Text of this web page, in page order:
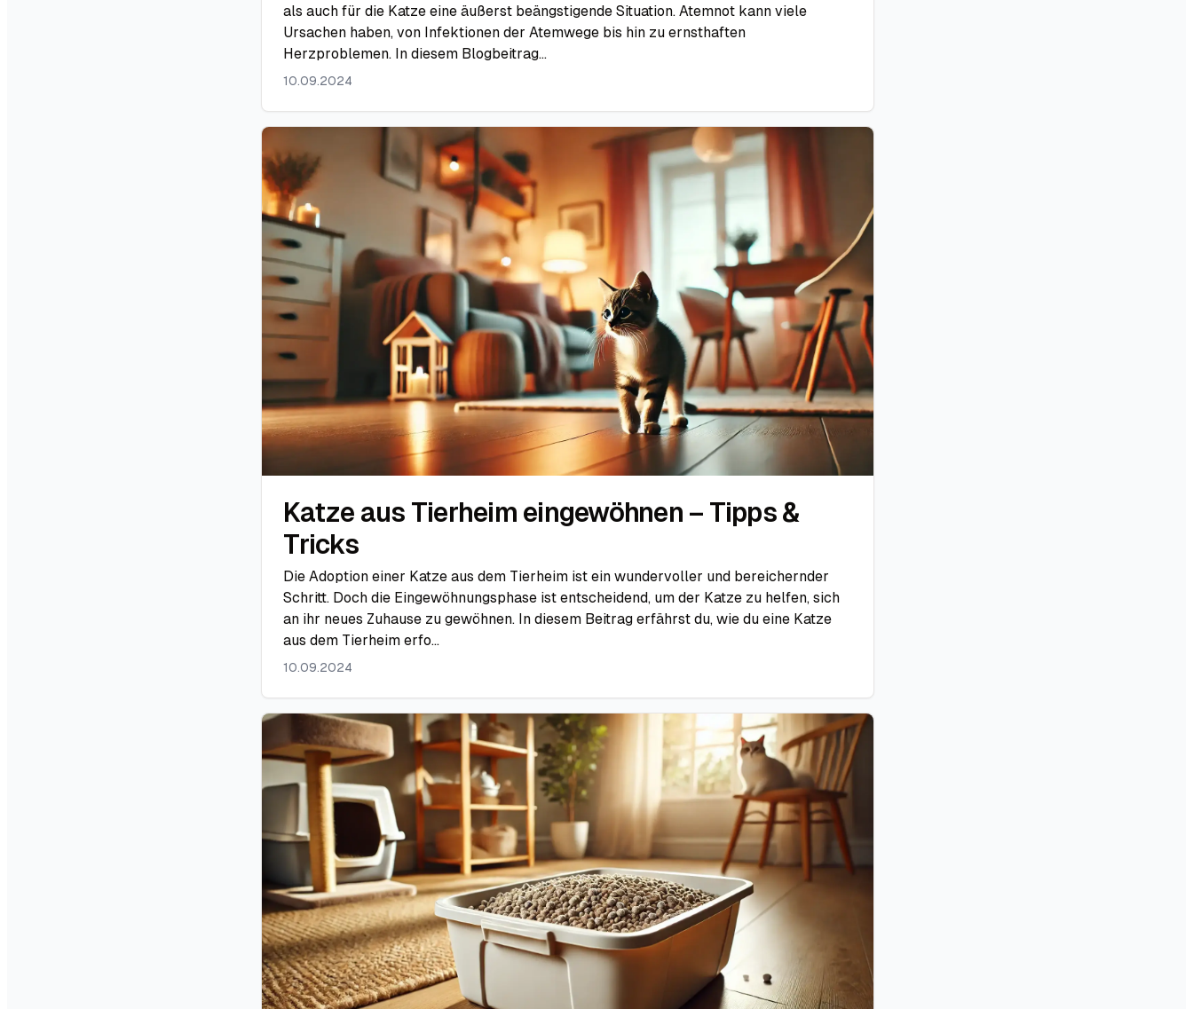
als auch für die Katze eine äußerst beängstigende Situation. Atemnot kann viele
Ursachen haben, von Infektionen der Atemwege bis hin zu ernsthaften
Herzproblemen. In diesem Blogbeitrag...
10.09.2024
Katze aus Tierheim eingewöhnen – Tipps &
Tricks
Die Adoption einer Katze aus dem Tierheim ist ein wundervoller und bereichernder
Schritt. Doch die Eingewöhnungsphase ist entscheidend, um der Katze zu helfen, sich
an ihr neues Zuhause zu gewöhnen. In diesem Beitrag erfährst du, wie du eine Katze
aus dem Tierheim erfo...
10.09.2024